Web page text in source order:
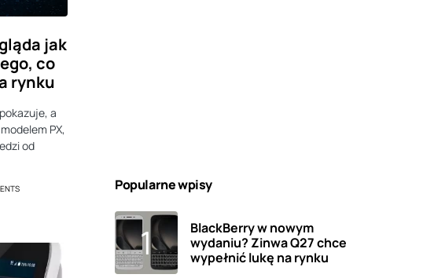
jak
co
rynku
a
PX,
od
Popularne wpisy
BlackBerry w nowym
wydaniu? Zinwa Q27 chce
wypełnić lukę na rynku